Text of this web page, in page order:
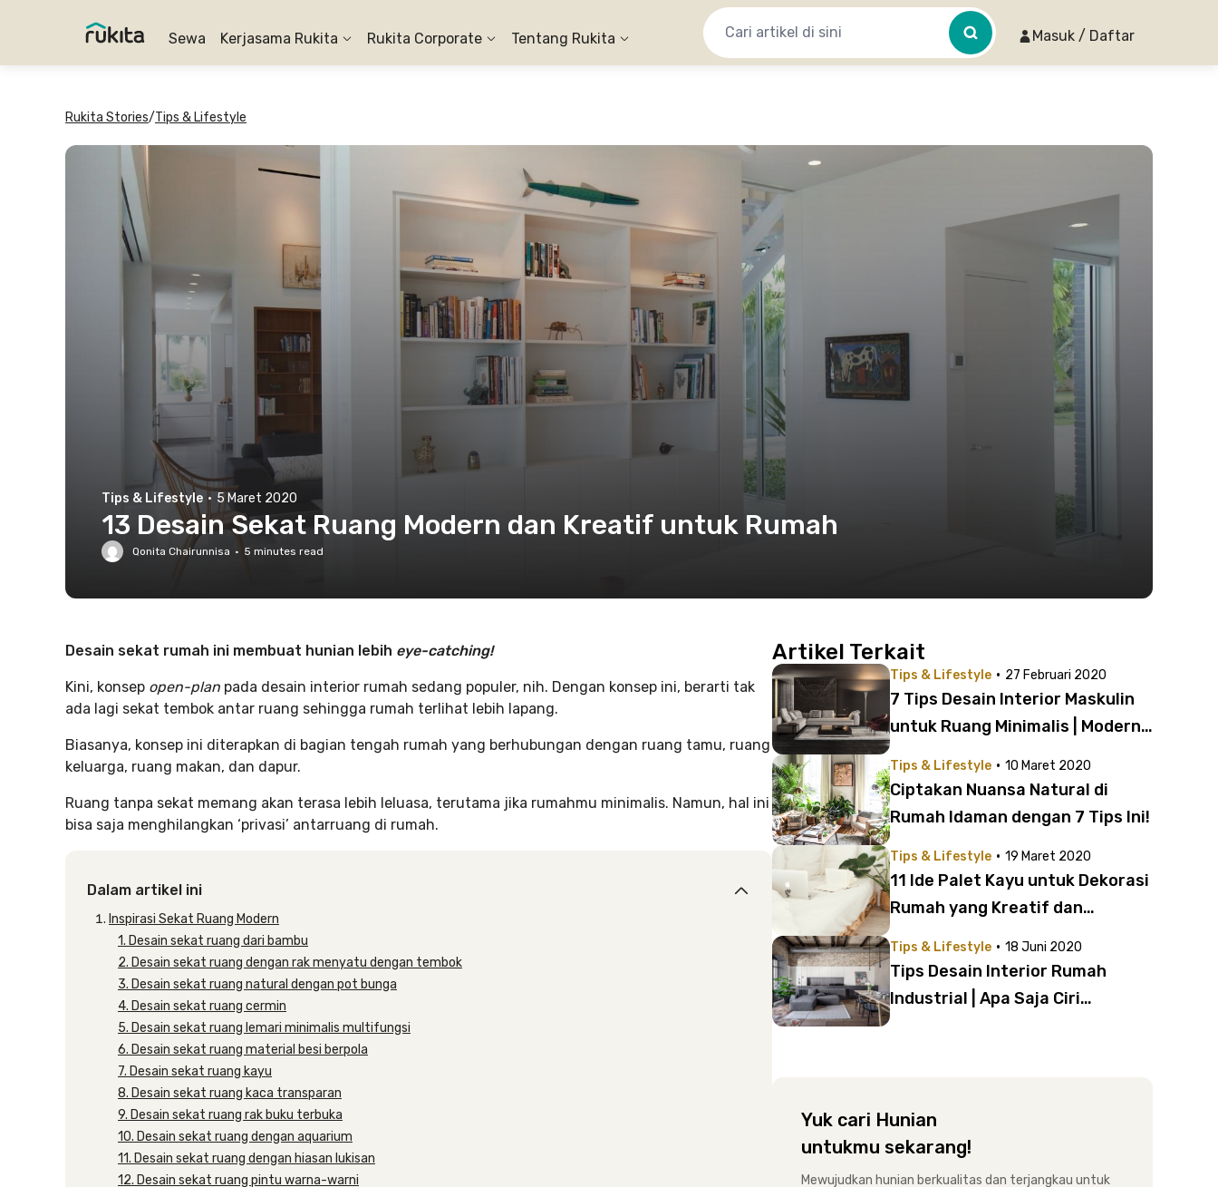
Sewa Kerjasama Rukita Rukita Corporate Tentang Rukita Masuk / Daftar
Rukita Stories/Tips & Lifestyle
Tips & Lifestyle · 5 Maret 2020
13 Desain Sekat Ruang Modern dan Kreatif untuk Rumah
Qonita Chairunnisa · 5 minutes read
Desain sekat rumah ini membuat hunian lebih eye-catching!
Kini, konsep open-plan pada desain interior rumah sedang populer, nih. Dengan konsep ini, berarti tak
ada lagi sekat tembok antar ruang sehingga rumah terlihat lebih lapang.
Biasanya, konsep ini diterapkan di bagian tengah rumah yang berhubungan dengan ruang tamu, ruang
keluarga, ruang makan, dan dapur.
Ruang tanpa sekat memang akan terasa lebih leluasa, terutama jika rumahmu minimalis. Namun, hal ini
bisa saja menghilangkan ‘privasi’ antarruang di rumah.
Dalam artikel ini
Inspirasi Sekat Ruang Modern
1. Desain sekat ruang dari bambu
2. Desain sekat ruang dengan rak menyatu dengan tembok
3. Desain sekat ruang natural dengan pot bunga
4. Desain sekat ruang cermin
5. Desain sekat ruang lemari minimalis multifungsi
6. Desain sekat ruang material besi berpola
7. Desain sekat ruang kayu
8. Desain sekat ruang kaca transparan
9. Desain sekat ruang rak buku terbuka
10. Desain sekat ruang dengan aquarium
11. Desain sekat ruang dengan hiasan lukisan
12. Desain sekat ruang pintu warna-warni
Artikel Terkait
Tips & Lifestyle · 27 Februari 2020
7 Tips Desain Interior Maskulin
untuk Ruang Minimalis | Modern
Tips & Lifestyle · 10 Maret 2020
Ciptakan Nuansa Natural di
Rumah Idaman dengan 7 Tips Ini!
Tips & Lifestyle · 19 Maret 2020
11 Ide Palet Kayu untuk Dekorasi
Rumah yang Kreatif dan
Tips & Lifestyle · 18 Juni 2020
Tips Desain Interior Rumah
Industrial | Apa Saja Ciri
Yuk cari Hunian
untukmu sekarang!
Mewujudkan hunian berkualitas dan terjangkau untuk